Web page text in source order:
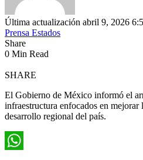
Última actualización abril 9, 2026
Prensa Estados
Share
0 Min Read
SHARE
El Gobierno de México informó el
infraestructura enfocados en
desarrollo regional del país.